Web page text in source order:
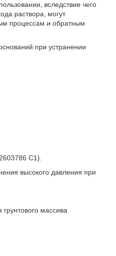
вследствие чего
раствора, могут
процессам и обратным
при устранении
С1).
высокого давления при
массива